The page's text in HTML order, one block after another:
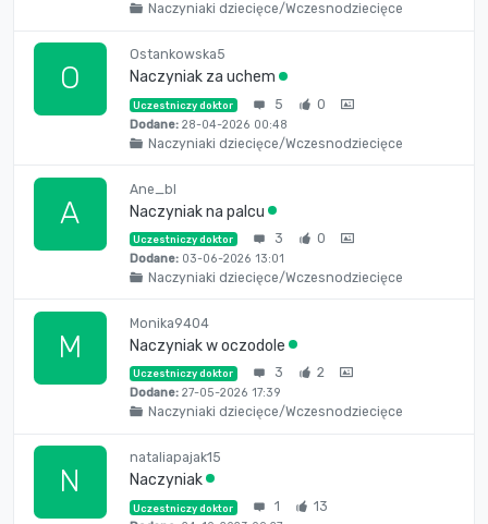
Naczyniaki dziecięce/Wczesnodziecięce
O
Ostankowska5
Naczyniak za uchem
Uczestniczy doktor 5 0
Dodane:28-04-2026 00:48
Naczyniaki dziecięce/Wczesnodziecięce
A
Ane_bl
Naczyniak na palcu
Uczestniczy doktor 3 0
Dodane:03-06-2026 13:01
Naczyniaki dziecięce/Wczesnodziecięce
M
Monika9404
Naczyniak w oczodole
Uczestniczy doktor 3 2
Dodane:27-05-2026 17:39
Naczyniaki dziecięce/Wczesnodziecięce
N
nataliapajak15
Naczyniak
Uczestniczy doktor 1 13